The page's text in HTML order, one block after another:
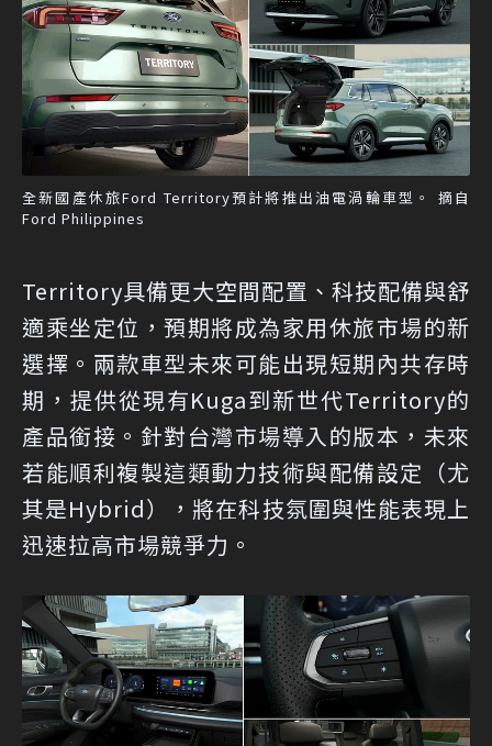
全新國產休旅Ford Territory預計將推出油電渦輪車型。 摘自
Ford Philippines
Territory具備更大空間配置、科技配備與舒
適乘坐定位，預期將成為家用休旅市場的新
選擇。兩款車型未來可能出現短期內共存時
期，提供從現有Kuga到新世代Territory的
產品銜接。針對台灣市場導入的版本，未來
若能順利複製這類動力技術與配備設定（尤
其是Hybrid），將在科技氛圍與性能表現上
迅速拉高市場競爭力。